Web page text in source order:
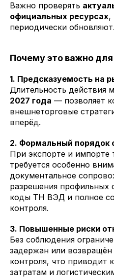
Важно проверять
официальных ресурсах,
периодически обновляют.
Почему это важно для
1. Предсказуемость на
Длительность действия
2027 года — позволяет
внешнеторговые
вперёд.
2. Формальный порядок
При экспорте и импорте
требуется особенно
документальное
разрешения профильных
коды ТН ВЭД и полное
контроля.
3. Повышенные риски
Без соблюдения
задержан или
контроля, что приводит
затратам и